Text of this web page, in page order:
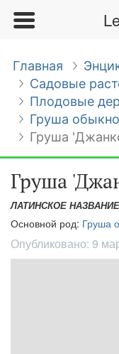
Главная
Садовые
Плодовые
Груша
Груша
Груша
ЛАТИНСКОЕ НАЗВАНИЕ:
Основной род: Груша
Опубликовано: 9